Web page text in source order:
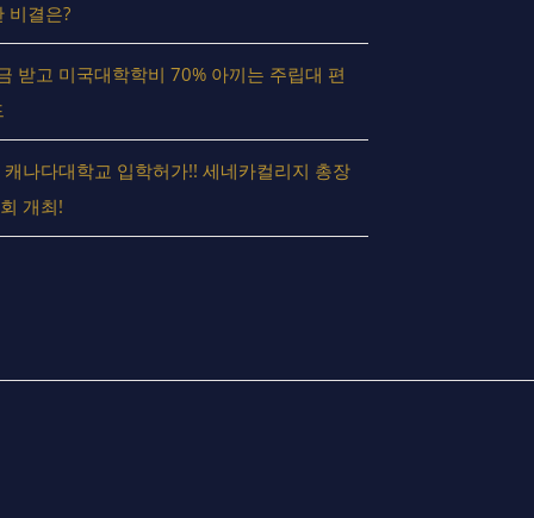
비결은?
받고 미국대학학비 70% 아끼는 주립대 편
나다대학교 입학허가!! 세네카컬리지 총장
개최!